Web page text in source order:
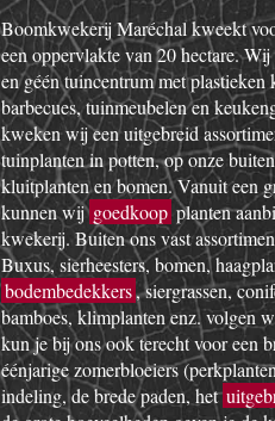
Boomkwekerij Maréchal kweekt
een oppervlakte van 20 hectare.
en géén tuincentrum met plastieken
barbecues, tuinmeubelen en
kweken wij een uitgebreid
tuinplanten in potten, op onze
kluitplanten en bomen. Vanuit een
kunnen wijgoedkoopplanten
kwekerij. Buiten ons vast
Buxus, sierheesters, bomen,
bodembedekkers, siergrassen,
bamboes, klimplanten enz. volgen
kun je bij ons ook terecht voor een
éénjarige zomerbloeiers
indeling, de brede paden, het